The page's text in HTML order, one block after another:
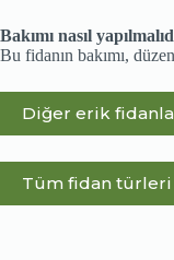
Bakımı nasıl
Bu fidanın bakımı,
Diğer erik
Tüm fidan türleri